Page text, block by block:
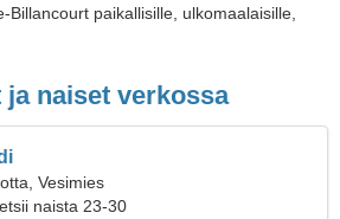
Billancourt paikallisille, ulkomaalaisille,
ja naiset verkossa
Vesimies
naista 23-30